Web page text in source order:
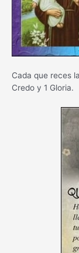
Cada que reces
Credo y 1 Gloria.